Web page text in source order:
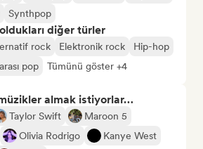
Synthpop
diğer türler
rock Elektronik rock
Hip-hop
pop Tümünü göster +4
almak istiyorlar…
Taylor Swift
Maroon 5
Olivia Rodrigo
Kanye West